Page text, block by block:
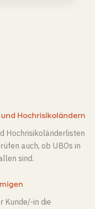
Hochrisikoländern
Hochrisikoländerlisten
auch, ob UBOs in
sind.
Kunde/-in die